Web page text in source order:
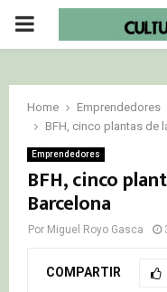
PRIMARY
Home
Emprendedores
BFH, cinco plantas de
Emprendedores
BFH, cinco
Barcelona
Por Miguel Royo Gasca
COMPARTIR